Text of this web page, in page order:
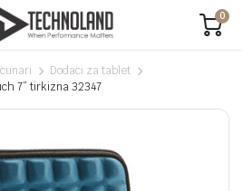
0
Dodaci za tablet
7” tirkizna 32347